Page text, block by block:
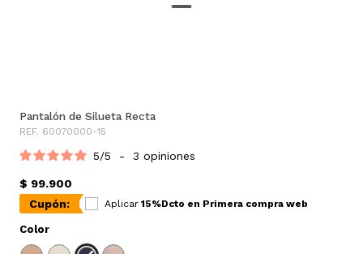
Pantalón de Silueta Recta
REF. 60070000-15
5/5 - 3 opiniones
$ 99.900
Cupón:
Aplicar 15%Dcto en Primera compra web
Color